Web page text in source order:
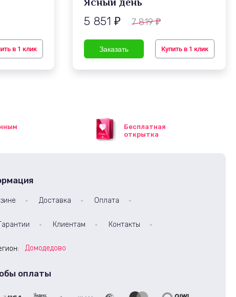
в 1 клик
5 851 ₽ 7 819₽
Купить в 1 клик
Бесплатная
открытка
Доставка Оплата
Клиентам Контакты
Домодедово
оплаты